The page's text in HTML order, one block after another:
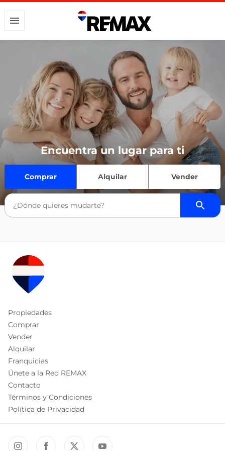
Encuentra un lugar para ti
Comprar Alquilar Vender
Propiedades
Comprar
Vender
Alquilar
Franquicias
Únete a la Red REMAX
Contacto
Términos y Condiciones
Política de Privacidad